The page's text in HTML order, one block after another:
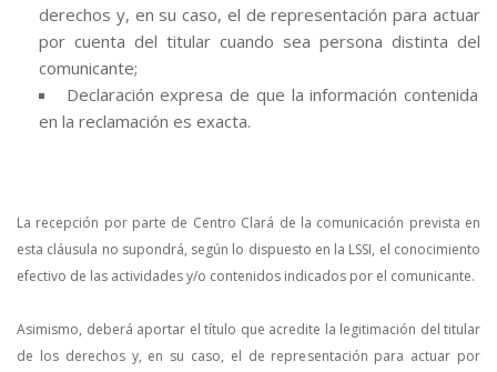
derechos y, en su caso, el de representación para actuar
por cuenta del titular cuando sea persona distinta del
comunicante;
Declaración expresa de que la información contenida
en la reclamación es exacta.
La recepción por parte de Centro Clará de la comunicación prevista en
esta cláusula no supondrá, según lo dispuesto en la LSSI, el conocimiento
efectivo de las actividades y/o contenidos indicados por el comunicante.
Asimismo, deberá aportar el título que acredite la legitimación del titular
de los derechos y, en su caso, el de representación para actuar por